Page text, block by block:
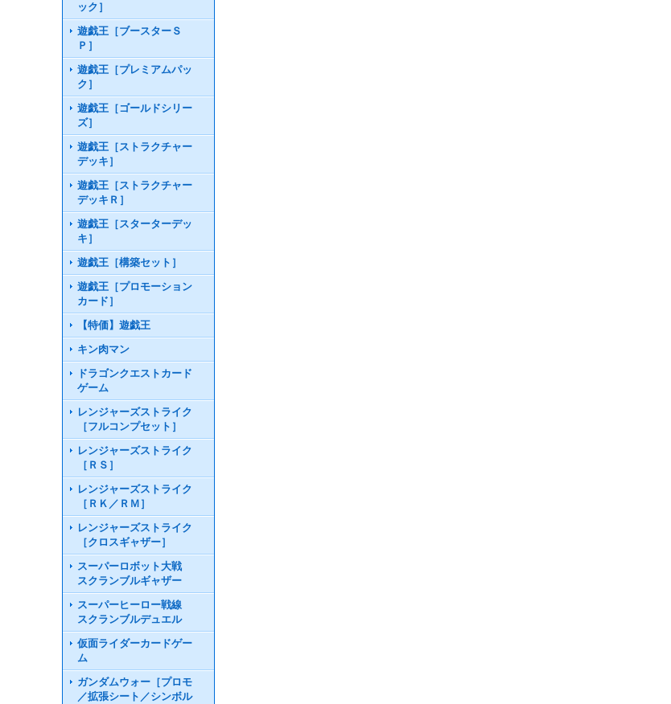
ック］
遊戯王［ブースターＳ
Ｐ］
遊戯王［プレミアムパッ
ク］
遊戯王［ゴールドシリー
ズ］
遊戯王［ストラクチャー
デッキ］
遊戯王［ストラクチャー
デッキＲ］
遊戯王［スターターデッ
キ］
遊戯王［構築セット］
遊戯王［プロモーション
カード］
【特価】遊戯王
キン肉マン
ドラゴンクエストカード
ゲーム
レンジャーズストライク
［フルコンプセット］
レンジャーズストライク
［ＲＳ］
レンジャーズストライク
［ＲＫ／ＲＭ］
レンジャーズストライク
［クロスギャザー］
スーパーロボット大戦
スクランブルギャザー
スーパーヒーロー戦線
スクランブルデュエル
仮面ライダーカードゲー
ム
ガンダムウォー［プロモ
／拡張シート／シンボル